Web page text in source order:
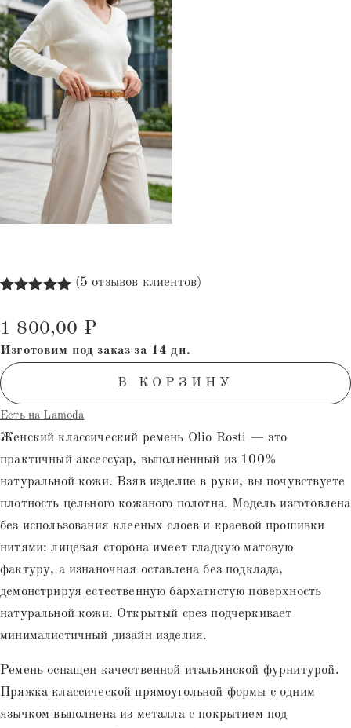
на основе
опроса
пользователей
(5 отзывов клиентов)
1 800,00 ₽
Изготовим под заказ за 14 дн.
В КОРЗИНУ
Есть на Lamoda
Женский классический ремень Olio Rosti — это
практичный аксессуар, выполненный из 100%
натуральной кожи. Взяв изделие в руки, вы почувствуете
плотность цельного кожаного полотна. Модель изготовлена
без использования клееных слоев и краевой прошивки
нитями: лицевая сторона имеет гладкую матовую
фактуру, а изнаночная оставлена без подклада,
демонстрируя естественную бархатистую поверхность
натуральной кожи. Открытый срез подчеркивает
минималистичный дизайн изделия.
Ремень оснащен качественной итальянской фурнитурой.
Пряжка классической прямоугольной формы с одним
язычком выполнена из металла с покрытием под